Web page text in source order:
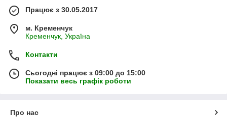
Працює з 30.05.2017
м. Кременчук
Кременчук, Україна
Контакти
Сьогодні працює з 09:00 до 15:00
Показати весь графік роботи
Про нас